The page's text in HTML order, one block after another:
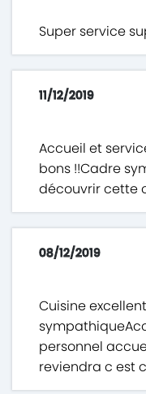
Super service
11/12/2019
Accueil et
bons !!Cadre
découvrir cette
08/12/2019
Cuisine
personnel
reviendra c est